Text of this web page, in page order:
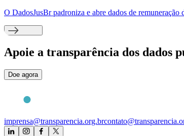
O DadosJusBr padroniza e abre dados de remuneração
Apoie a transparência dos dados
Doe agora
imprensa@transparencia.org.br